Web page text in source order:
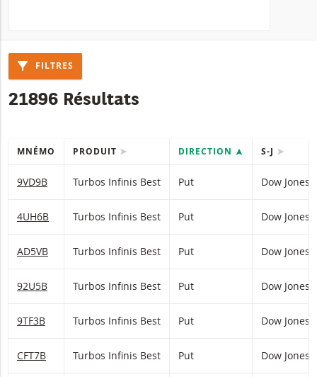
FILTRES
21896 Résultats
MNÉMO PRODUIT DIRECTION S-J
9VD9B Turbos Infinis Best Put Dow Jones
4UH6B Turbos Infinis Best Put Dow Jones
AD5VB Turbos Infinis Best Put Dow Jones
92U5B Turbos Infinis Best Put Dow Jones
9TF3B Turbos Infinis Best Put Dow Jones
CFT7B Turbos Infinis Best Put Dow Jones